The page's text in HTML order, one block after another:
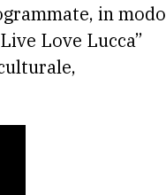
in modo
Love Lucca”